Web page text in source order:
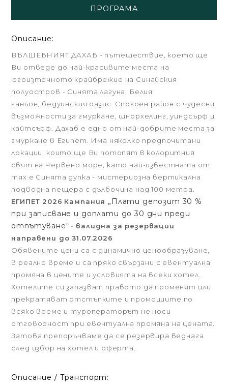
ПРОГРАМА
Описание:
ВЪЛШЕБНИЯТ ДАХАБ - пътешествие, което ще
Ви отведе до най-красивите места на
югоизточното крайбрежие на Синайския
полуостров - Синята лагуна, Белия
каньон, бедуинския оазис. Спокоен район с чудесни
възможности за гмуркане, шнорхелинг, уиндсърф и
кайтсърф. Дахаб е едно от най-добрите места за
гмуркане в Египет. Има няколко предпочитани
локации, които ще Ви потопят в колоритния
свят на Червено море, като най-известната от
тях е Синята дупка - мистериозна вертикална
подводна пещера с дълбочина над 100 метра.
ЕГИПЕТ 2026 Кампания „Плати депозит 30 %
при записване и доплати до 30 дни преди
отпътуване“ - валидна за резервации
направени до 31.07.2026
Обявените цени са с динамично ценообразуване,
в реално време и са пряко свързани с евентуална
промяна в цените и условията на всеки хотел.
Хотелите си запазват правото да променят или
прекратяват отстъпките и промоциите по
всяко време и туроператорът не носи
отговорност при евентуална промяна на цената.
Затова препоръчваме да се резервира веднага
след избор на хотел и оферта.
Описание / Транспорт: